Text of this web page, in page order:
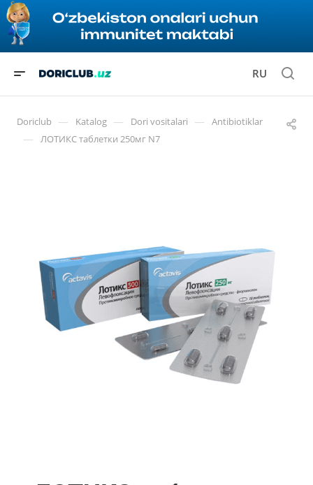
RU
Doriclub — Katalog — Dori vositalari — Antibiotiklar
— ЛОТИКС таблетки 250мг N7